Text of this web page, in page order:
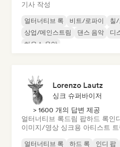
기사 작성
얼터너티브 록 비트/로파이
칠/
상업/메인스트림
댄스 음악 디
하우스 음악
Lorenzo Lautz
싱크 슈퍼바이저
> 1600 개의 답변 제공
얼터너티브 록드림 팝하드 록인
이미지/영상 싱크용 아티스트
얼터너티브 록 하드 록 인디 팝